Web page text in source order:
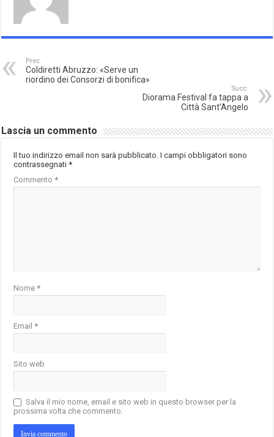
Prec.
Coldiretti Abruzzo: «Serve un
riordino dei Consorzi di bonifica»
Succ.
Diorama Festival fa tappa a
Città Sant’Angelo
Lascia un commento
Il tuo indirizzo email non sarà pubblicato. I campi obbligatori sono
contrassegnati*
Commento*
Nome*
Email*
Sito web
Salva il mio nome, email e sito web in questo browser per la
prossima volta che commento.